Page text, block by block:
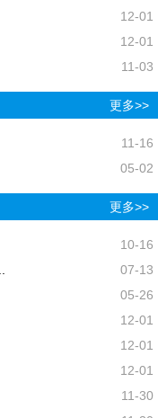
12-01
12-01
11-03
更多>>
11-16
05-02
更多>>
10-16
07-13
05-26
12-01
12-01
12-01
11-30